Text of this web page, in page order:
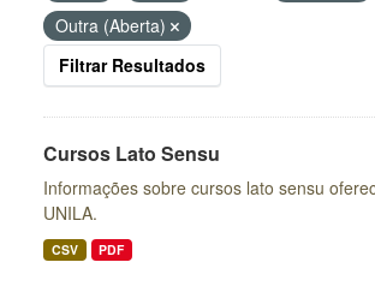
Outra (Aberta)
Filtrar Resultados
Cursos Lato Sensu
Informações sobre cursos lato sensu
UNILA.
CSV PDF